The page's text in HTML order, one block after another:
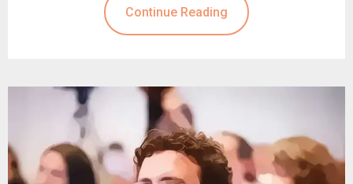
Continue Reading